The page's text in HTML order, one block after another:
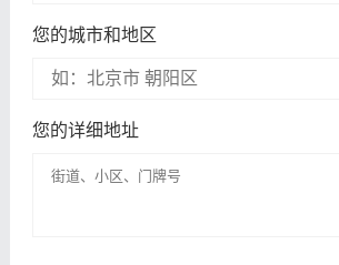
您的城市和地区
您的详细地址